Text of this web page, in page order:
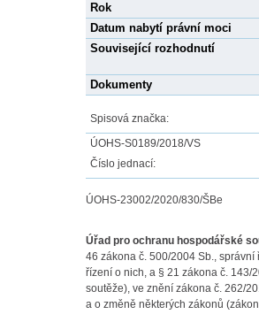
Rok
Datum nabytí právní moci
Související rozhodnutí
Dokumenty
Spisová značka:
ÚOHS-S0189/2018/VS
Číslo jednací:
ÚOHS-23002/2020/830/ŠBe
Úřad pro ochranu hospodářské
46 zákona č. 500/2004 Sb.,
řízení o nich, a § 21 zákona č. 143/
soutěže), ve znění zákona č. 262/
a o změně některých zákonů